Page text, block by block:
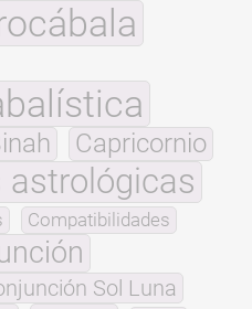
Capricornio
astrológicas
Compatibilidades
Sol Luna